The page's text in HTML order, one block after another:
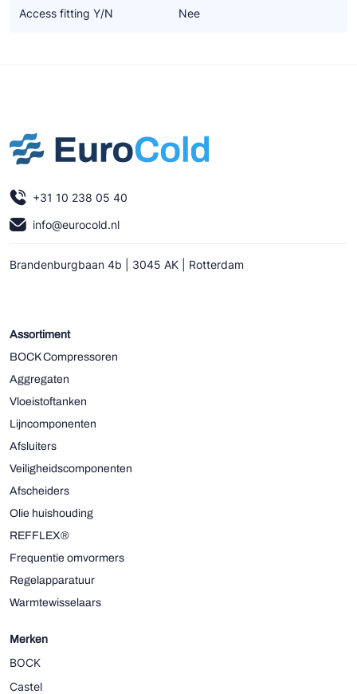
Access fitting Y/N Nee
+31 10 238 05 40
info@eurocold.nl
Brandenburgbaan 4b | 3045 AK | Rotterdam
Assortiment
BOCK Compressoren
Aggregaten
Vloeistoftanken
Lijncomponenten
Afsluiters
Veiligheidscomponenten
Afscheiders
Olie huishouding
REFFLEX®
Frequentie omvormers
Regelapparatuur
Warmtewisselaars
Merken
BOCK
Castel